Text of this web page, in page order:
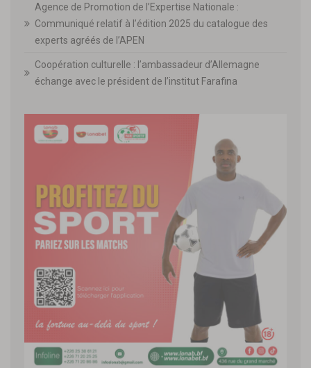
Agence de Promotion de l’Expertise Nationale :
Communiqué relatif à l’édition 2025 du catalogue des
experts agréés de l’APEN
Coopération culturelle : l’ambassadeur d’Allemagne
échange avec le président de l’institut Farafina